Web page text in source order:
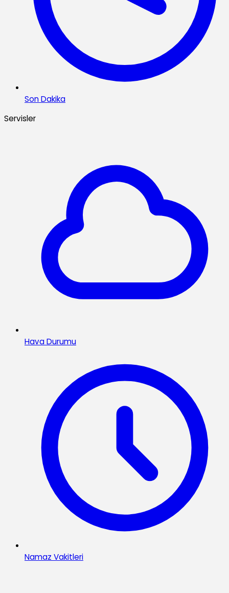
Son Dakika
Servisler
Hava Durumu
Namaz Vakitleri